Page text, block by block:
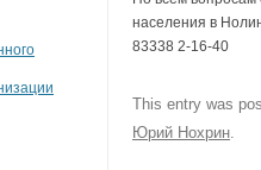
населения в
83338 2-16-40
This entry was
Юрий Нохрин.